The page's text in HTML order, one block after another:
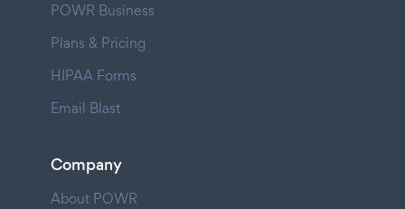
POWR Business
Plans & Pricing
HIPAA Forms
Email Blast
Company
About POWR